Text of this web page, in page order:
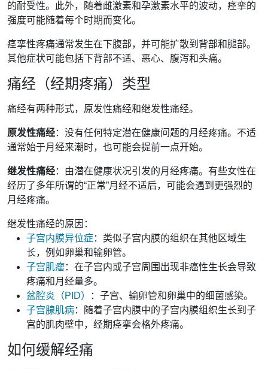
的耐受性。此外，随着雌激素和孕激素水平的波动，痉挛的
强度可能随着每个时期而变化。
痉挛性疼痛通常发生在下腹部，并可能扩散到背部和腿部。
其他症状可能包括下背部不适、恶心、腹泻和头痛。
痛经（经期疼痛）类型
痛经有两种形式，原发性痛经和继发性痛经。
原发性痛经：没有任何特定潜在健康问题的月经疼痛。不适
通常始于月经来潮时，也可能会提前一点开始。
继发性痛经：由潜在健康状况引发的月经疼痛。有些女性在
经历了多年所谓的“正常”月经不适后，可能会遇到更强烈的
月经疼痛。
继发性痛经的原因：
子宫内膜异位症：类似子宫内膜的组织在其他区域生
长，例如卵巢和输卵管。
子宫肌瘤：在子宫内或子宫周围出现非癌性生长会导致
疼痛和月经量多。
盆腔炎（PID）
：子宫、输卵管和卵巢中的细菌感染。
子宫腺肌病：随着子宫内膜中的子宫内膜组织生长到子
宫的肌肉壁中，经期痉挛会格外疼痛。
如何缓解经痛